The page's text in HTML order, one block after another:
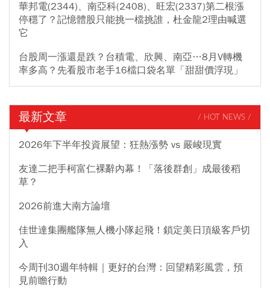
華邦電(2344)、南亞科(2408)、旺宏(2337)第二根漲
停穩了？記憶體股只能挑一檔挑誰，杜金龍2理由喊選
它
台股周一漲還是跌？台積電、欣興、南亞…8月V轉機
率多高？先看股市老手16檔口袋名單「甜甜價浮現」
最新文章 / HOT NEWS /
2026年下半年投資展望：狂熱漲勢 vs 嚴峻現實
友達二把手柯富仁裸辭內幕！「落後群創」成最後稻
草？
2026前進大南方論壇
佳世達集團艦隊無人機小隊起飛！鎖定美日頂級客戶切
入
今周刊30週年特輯｜更好的台灣：回望精彩風雲，預
見前瞻行動